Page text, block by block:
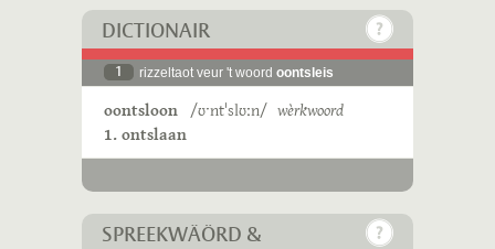
DICTIONAIR
1 rizzeltaot veur 't woord oontsleis
oontsloon /ʊˑntˈslʊːn/ wèrkwoord
1. ontslaan
SPREEKWÄÖRD &